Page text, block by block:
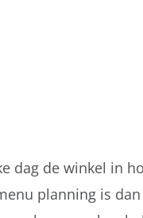
dag de winkel in
planning is